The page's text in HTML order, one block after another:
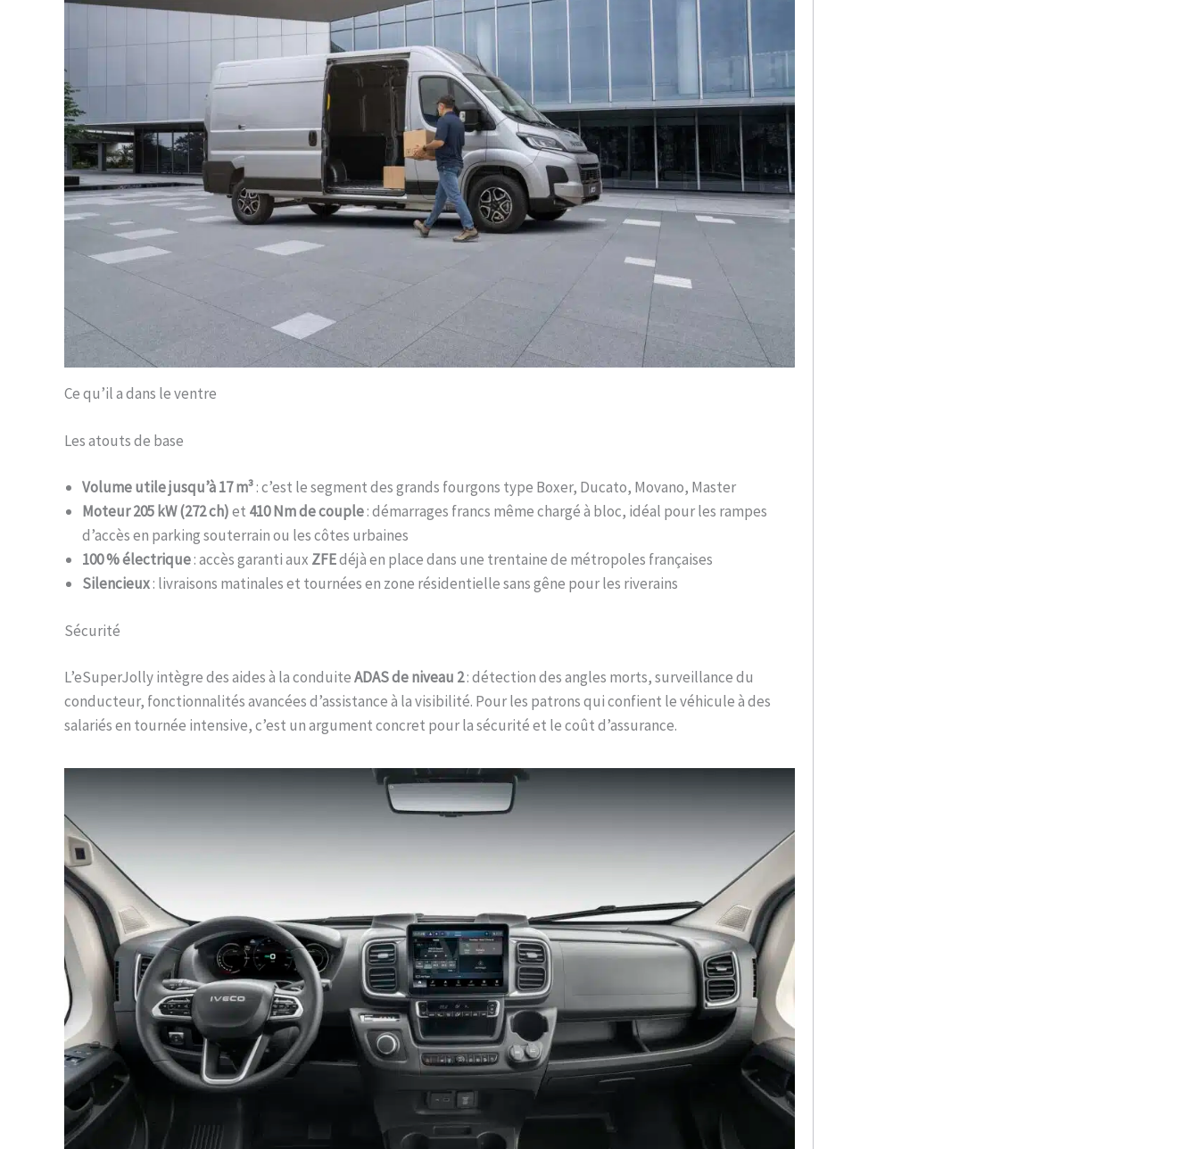
Ce qu’il a dans le ventre
Les atouts de base
Volume utile jusqu’à 17 m³: c’est le segment des grands fourgons type Boxer, Ducato, Movano, Master
Moteur 205 kW (272 ch)et 410 Nm de couple: démarrages francs même chargé à bloc, idéal pour les rampes
d’accès en parking souterrain ou les côtes urbaines
100 % électrique: accès garanti aux ZFEdéjà en place dans une trentaine de métropoles françaises
Silencieux: livraisons matinales et tournées en zone résidentielle sans gêne pour les riverains
Sécurité
L’eSuperJolly intègre des aides à la conduiteADAS de niveau 2: détection des angles morts, surveillance du
conducteur, fonctionnalités avancées d’assistance à la visibilité. Pour les patrons qui confient le véhicule à des
salariés en tournée intensive, c’est un argument concret pour la sécurité et le coût d’assurance.